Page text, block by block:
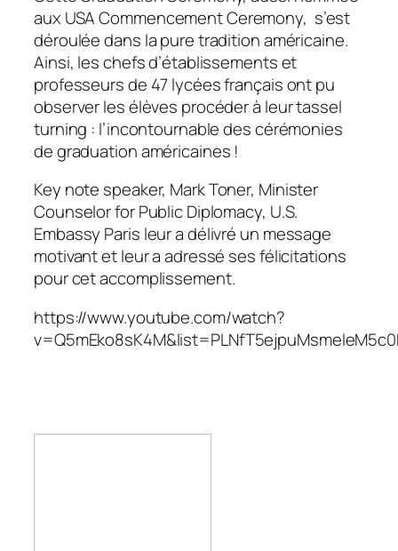
aux USA Commencement Ceremony, s’est
déroulée dans la pure tradition américaine.
Ainsi, les chefs d’établissements et
professeurs de 47 lycées français ont pu
observer les élèves procéder à leur tassel
turning : l’incontournable des cérémonies
de graduation américaines !
Key note speaker, Mark Toner, Minister
Counselor for Public Diplomacy, U.S.
Embassy Paris leur a délivré un message
motivant et leur a adressé ses félicitations
pour cet accomplissement.
https://www.youtube.com/watch?